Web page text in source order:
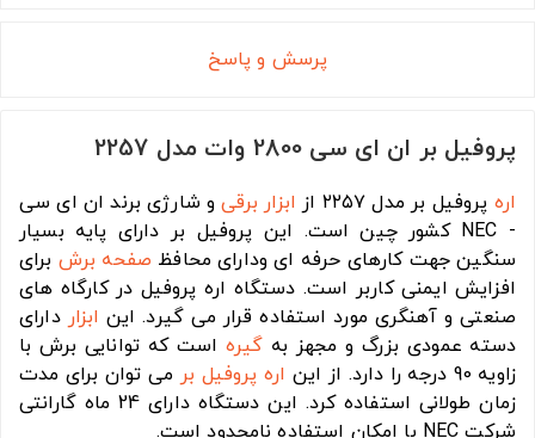
پرسش و پاسخ
پروفیل بر ان ای سی 2800 وات مدل 2257
اره پروفیل بر مدل ۲۲۵۷ از ابزار برقیو شارژی برند ان ای سی
- NEC کشور چین است. این پروفیل بر دارای پایه بسیار
سنگین جهت کارهای حرفه ای ودارای محافظ صفحه برش برای
افزایش ایمنی کاربر است. دستگاه اره پروفیل در کارگاه های
صنعتی و آهنگری مورد استفاده قرار می گیرد. این ابزار دارای
دسته عمودی بزرگ و مجهز به گیره است که توانایی برش با
زاویه 90 درجه را دارد. از این
اره پروفیل بر می توان برای مدت
زمان طولانی استفاده کرد. این دستگاه دارای 24 ماه گارانتی
شرکت NEC با امکان استفاده نامحدود است.